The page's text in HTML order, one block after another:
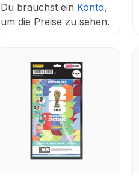
Du brauchst ein Konto,
um die Preise zu sehen.